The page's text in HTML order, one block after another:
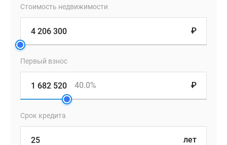
Стоимость недвижимости
₽
Первый взнос
₽
40.0%
Срок кредита
лет